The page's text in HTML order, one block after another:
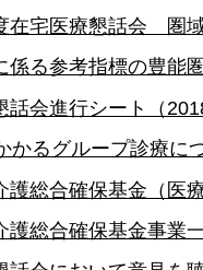
宅医療懇話会 圏域
る参考指標の豊能
会進行シート（
るグループ診療に
総合確保基金（医
総合確保基金事業一